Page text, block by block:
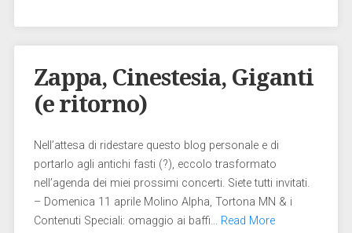
Zappa, Cinestesia, Giganti
(e ritorno)
Nell’attesa di ridestare questo blog personale e di
portarlo agli antichi fasti (?), eccolo trasformato
nell’agenda dei miei prossimi concerti. Siete tutti invitati.
– Domenica 11 aprile Molino Alpha, Tortona MN & i
Contenuti Speciali: omaggio ai baffi… Read More